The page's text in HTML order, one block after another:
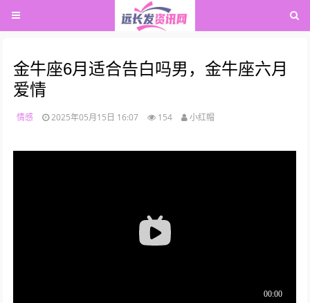
金牛座6月适合告白吗男，金牛座六月
爱情
情感 2025年05月15日 16:07 154 小红帽